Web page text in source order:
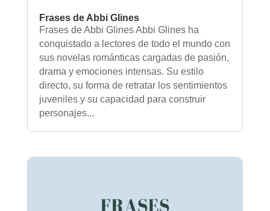
Frases de Abbi Glines
Frases de Abbi Glines Abbi Glines ha
conquistado a lectores de todo el mundo con
sus novelas románticas cargadas de pasión,
drama y emociones intensas. Su estilo
directo, su forma de retratar los sentimientos
juveniles y su capacidad para construir
personajes...